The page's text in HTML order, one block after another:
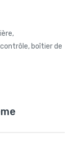
boîtier de